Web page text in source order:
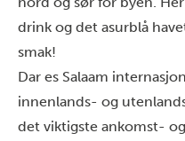
drink og det asurblå
smak!
Dar es Salaam
innenlands- og
det viktigste ankomst-